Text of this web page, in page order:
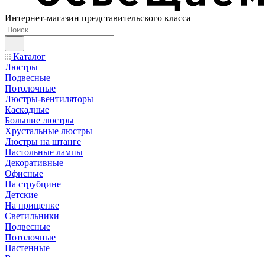
Интернет-магазин представительского класса
Каталог
Люстры
Подвесные
Потолочные
Люстры-вентиляторы
Каскадные
Большие люстры
Хрустальные люстры
Люстры на штанге
Настольные лампы
Декоративные
Офисные
На струбцине
Детские
На прищепке
Светильники
Подвесные
Потолочные
Настенные